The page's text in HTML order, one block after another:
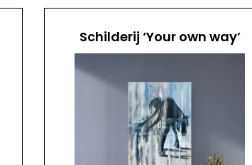
Schilderij ‘Your own way’